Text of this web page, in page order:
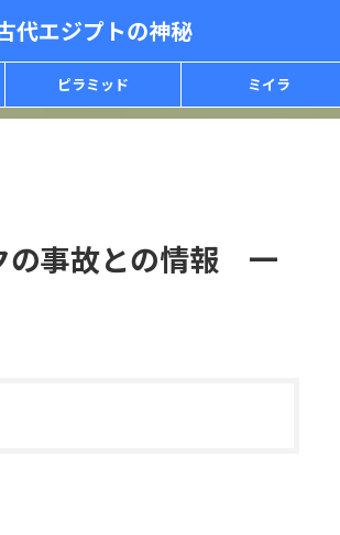
代エジプトの神秘
ピラミッド ミイラ
の事故との情報 一